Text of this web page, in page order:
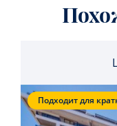
Подходит для